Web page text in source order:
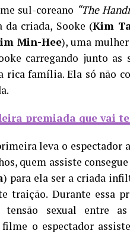
sul-coreano “The
da criada, Sooke (Kim
Min-Hee), uma
carregando junto as
rica família. Ela só não
premiada que vai
leva o espectador
quem assiste
) para ela ser a criada
traição. Durante essa
tensão sexual entre
filme o espectador